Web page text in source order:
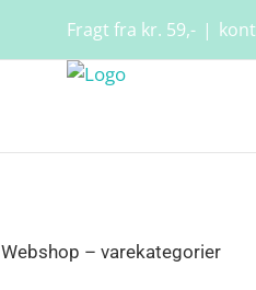
Fragt fra kr. 59,- |
Webshop – varekategorier